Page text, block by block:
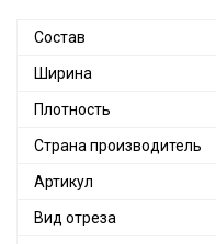
Состав
Ширина
Плотность
Страна производитель
Артикул
Вид отреза